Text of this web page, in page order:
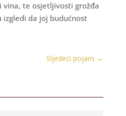
vina, te osjetljivosti grožđa
izgledi da joj budućnost
Sljedeći pojam →